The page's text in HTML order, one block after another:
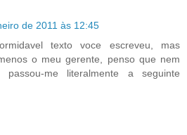
de 2011 às 12:45
texto voce escreveu, mas
o meu gerente, penso que nem
me literalmente a seguinte